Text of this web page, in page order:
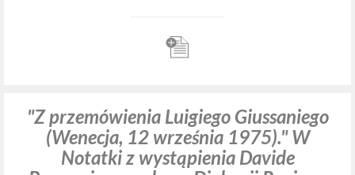
"Z przemówienia Luigiego Giussaniego
(Wenecja, 12 września 1975)." W
Notatki z wystąpienia Davide